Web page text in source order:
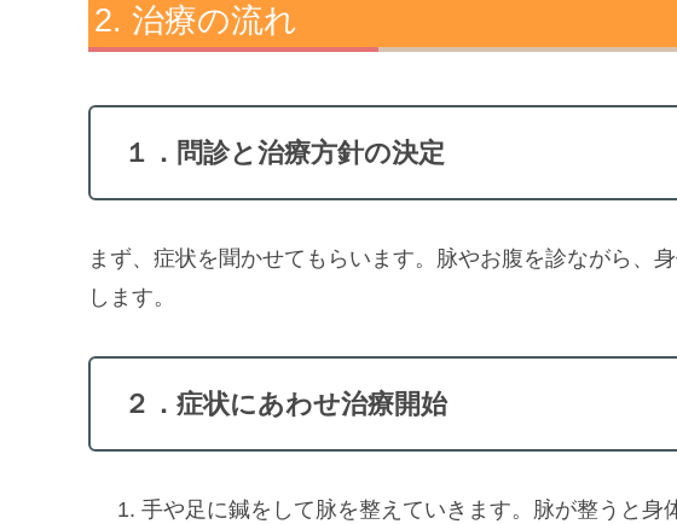
治療の流れ
１．問診と治療方針の決定
まず、症状を聞かせてもらいます。脉やお腹を診ながら、
します。
２．症状にあわせ治療開始
手や足に鍼をして脉を整えていきます。脉が整うと身